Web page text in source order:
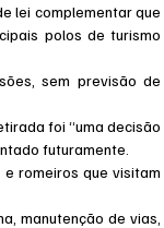
lei complementar que
polos de turismo
sem previsão de
foi “uma decisão
futuramente.
romeiros que visitam
manutenção de vias,